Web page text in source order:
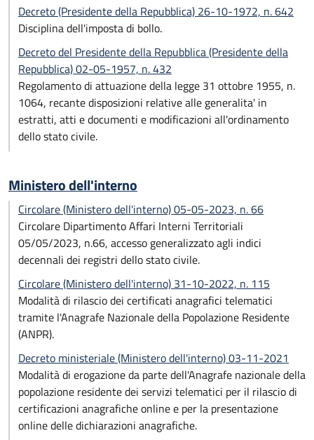
Decreto (Presidente della Repubblica) 26-10-1972, n. 642
Disciplina dell'imposta di bollo.
Decreto del Presidente della Repubblica (Presidente della
Repubblica) 02-05-1957, n. 432
Regolamento di attuazione della legge 31 ottobre 1955, n.
1064, recante disposizioni relative alle generalita' in
estratti, atti e documenti e modificazioni all'ordinamento
dello stato civile.
Ministero dell'interno
Circolare (Ministero dell'interno) 05-05-2023, n. 66
Circolare Dipartimento Affari Interni Territoriali
05/05/2023, n.66, accesso generalizzato agli indici
decennali dei registri dello stato civile.
Circolare (Ministero dell'interno) 31-10-2022, n. 115
Modalità di rilascio dei certificati anagrafici telematici
tramite l'Anagrafe Nazionale della Popolazione Residente
(ANPR).
Decreto ministeriale (Ministero dell'interno) 03-11-2021
Modalità di erogazione da parte dell'Anagrafe nazionale della
popolazione residente dei servizi telematici per il rilascio di
certificazioni anagrafiche online e per la presentazione
online delle dichiarazioni anagrafiche.